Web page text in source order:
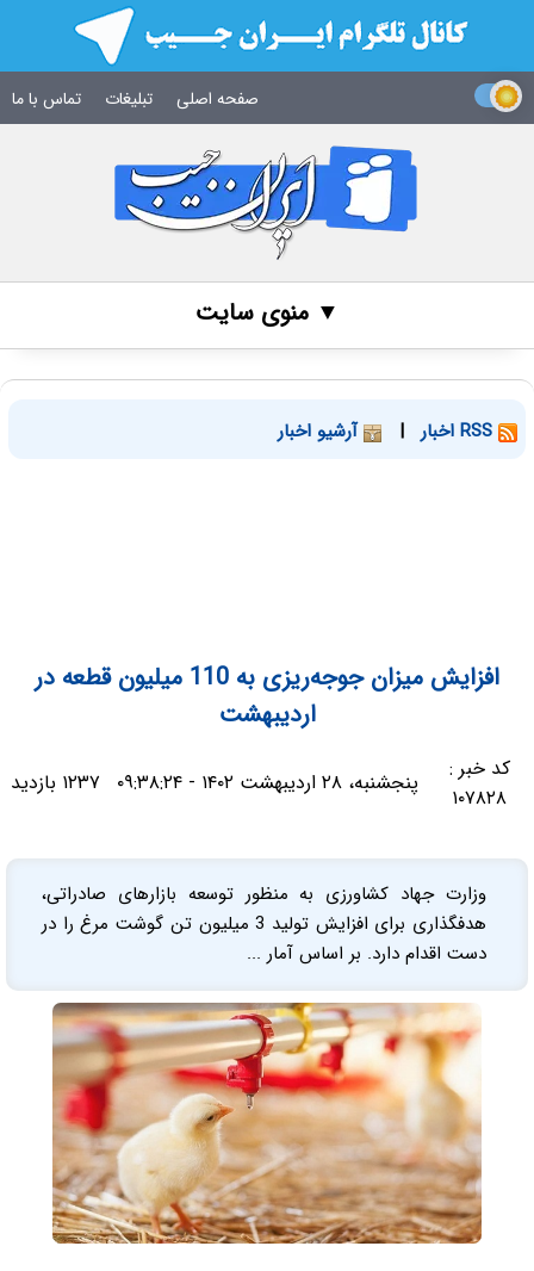
صفحه اصلی تبلیغات تماس با ما
▼ منوی سایت
| آرشیو اخبار
‌افزایش میزان جوجه‌ریزی به 110 میلیون قطعه در
اردیبهشت
کد خبر :
۱۰۷۸۲۸
پنجشنبه، ۲۸ اردیبهشت ۱۴۰۲ - ۰۹:۳۸:۲۴ ۱۲۳۷ بازدید
وزارت جهاد کشاورزی به منظور توسعه بازارهای صادراتی،
هدفگذاری برای افزایش تولید 3 میلیون تن گوشت مرغ را در
دست اقدام دارد. بر اساس آمار ...